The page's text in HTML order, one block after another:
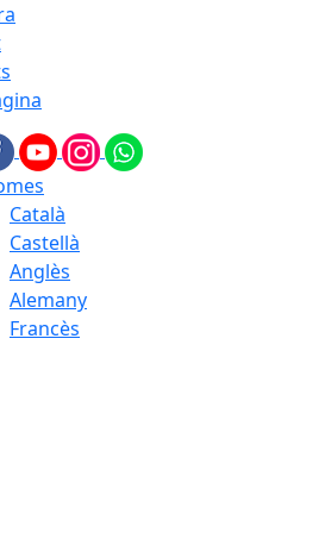
Català
Castellà
Anglès
Alemany
Francès